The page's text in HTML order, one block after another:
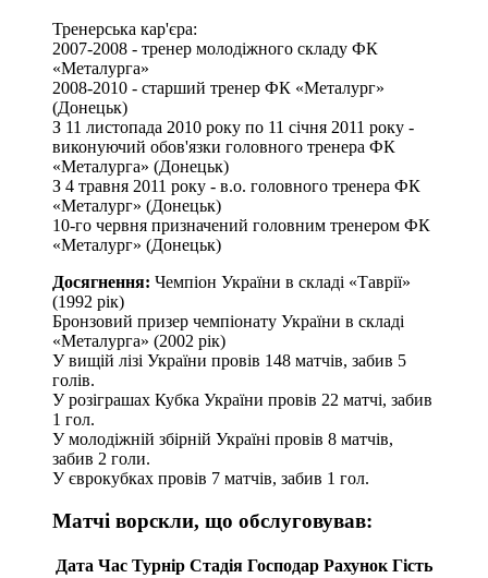
Тренерська кар'єра:
2007-2008 - тренер молодіжного складу ФК
«Металурга»
2008-2010 - старший тренер ФК «Металург»
(Донецьк)
З 11 листопада 2010 року по 11 січня 2011 року -
виконуючий обов'язки головного тренера ФК
«Металурга» (Донецьк)
З 4 травня 2011 року - в.о. головного тренера ФК
«Металург» (Донецьк)
10-го червня призначений головним тренером ФК
«Металург» (Донецьк)
Досягнення: Чемпіон України в складі «Таврії»
(1992 рік)
Бронзовий призер чемпіонату України в складі
«Металурга» (2002 рік)
У вищій лізі України провів 148 матчів, забив 5
голів.
У розіграшах Кубка України провів 22 матчі, забив
1 гол.
У молодіжній збірній Україні провів 8 матчів,
забив 2 голи.
У єврокубках провів 7 матчів, забив 1 гол.
Матчі ворскли, що обслуговував:
Дата Час Турнір Стадія Господар Рахунок Гість